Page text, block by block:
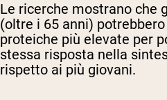
Le ricerche mostrano che
(oltre i 65 anni)
proteiche più elevate per
stessa risposta nella
rispetto ai più giovani.